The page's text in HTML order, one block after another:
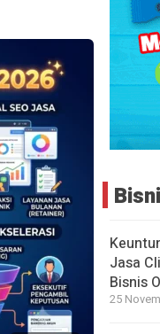
Jasa
Bisnis
25